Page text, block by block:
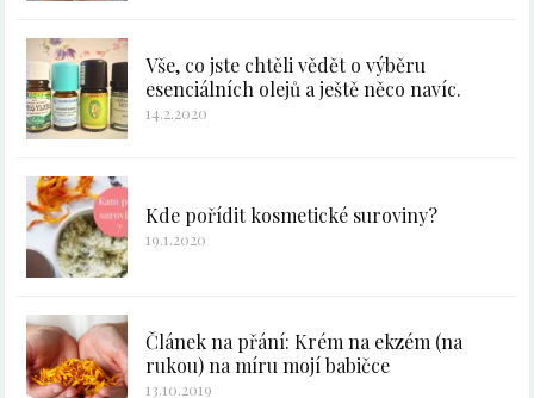
Vše, co jste chtěli vědět o výběru
esenciálních olejů a ještě něco navíc.
14.2.2020
Kde pořídit kosmetické suroviny?
19.1.2020
Článek na přání: Krém na ekzém (na
rukou) na míru mojí babičce
13.10.2019